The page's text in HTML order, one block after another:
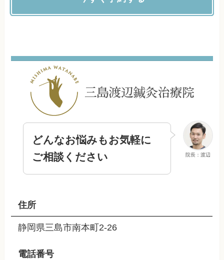
院長：渡辺
どんなお悩みもお気軽に
ご相談ください
住所
静岡県三島市南本町2-26
電話番号